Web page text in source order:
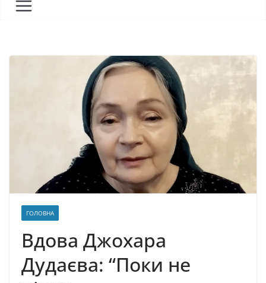
ГОЛОВНА
Вдова Джохара
Дудаєва: “Поки не